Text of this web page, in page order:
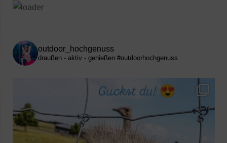
outdoor_hochgenuss
draußen - aktiv - genießen #outdoorhochgenuss